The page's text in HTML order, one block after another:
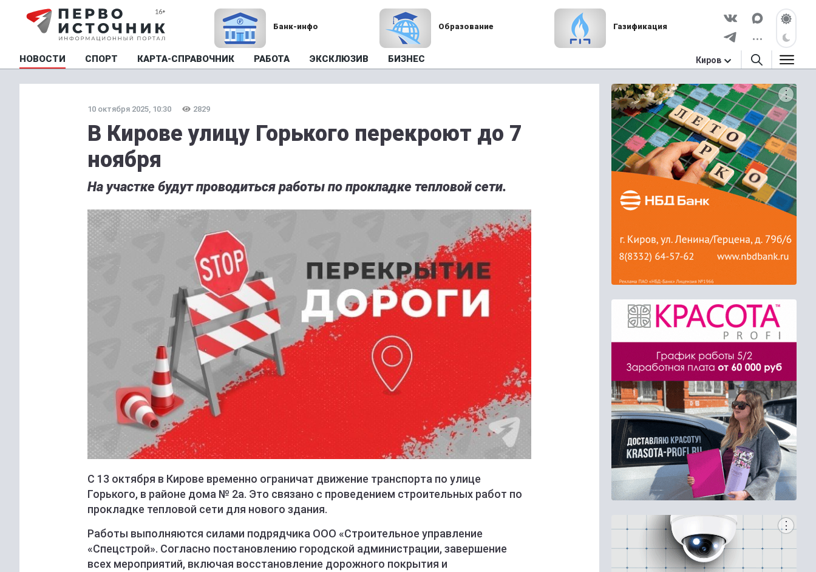
Банк-инфо Образование Газификация
НОВОСТИ СПОРТ КАРТА-СПРАВОЧНИК РАБОТА ЭКСКЛЮЗИВ БИЗНЕС Киров
10 октября 2025, 10:30 2829
В Кирове улицу Горького перекроют до 7
ноября
На участке будут проводиться работы по прокладке тепловой сети.
С 13 октября в Кирове временно ограничат движение транспорта по улице
Горького, в районе дома № 2а. Это связано с проведением строительных работ по
прокладке тепловой сети для нового здания.
Работы выполняются силами подрядчика ООО «Строительное управление
«Спецстрой». Согласно постановлению городской администрации, завершение
всех мероприятий, включая восстановление дорожного покрытия и